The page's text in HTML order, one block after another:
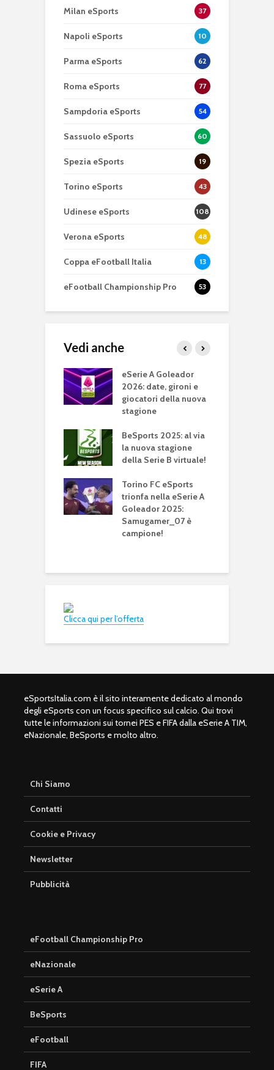
Milan eSports 37
Napoli eSports 10
Parma eSports 62
Roma eSports 77
Sampdoria eSports 54
Sassuolo eSports 60
Spezia eSports 19
Torino eSports 43
Udinese eSports 108
Verona eSports 48
Coppa eFootball Italia 13
eFootball Championship Pro 53
Vedi anche
eSerie A Goleador
2026: date, gironi e
giocatori della nuova
stagione
BeSports 2025: al via
la nuova stagione
della Serie B virtuale!
Torino FC eSports
trionfa nella eSerie A
Goleador 2025:
Samugamer_07 è
campione!
Clicca qui per l’offerta
eSportsItalia.com è il sito interamente dedicato al mondo
degli eSports con un focus specifico sul calcio. Qui trovi
tutte le informazioni sui tornei PES e FIFA dalla eSerie A TIM,
eNazionale, BeSports e molto altro.
Chi Siamo
Contatti
Cookie e Privacy
Newsletter
Pubblicità
eFootball Championship Pro
eNazionale
eSerie A
BeSports
eFootball
FIFA